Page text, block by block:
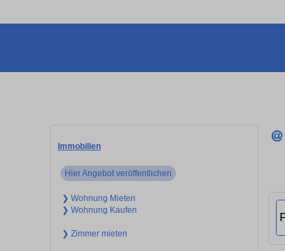
Immobilien
Hier Angebot veröffentlichen
❯ Wohnung Mieten
❯ Wohnung Kaufen
❯ Zimmer mieten